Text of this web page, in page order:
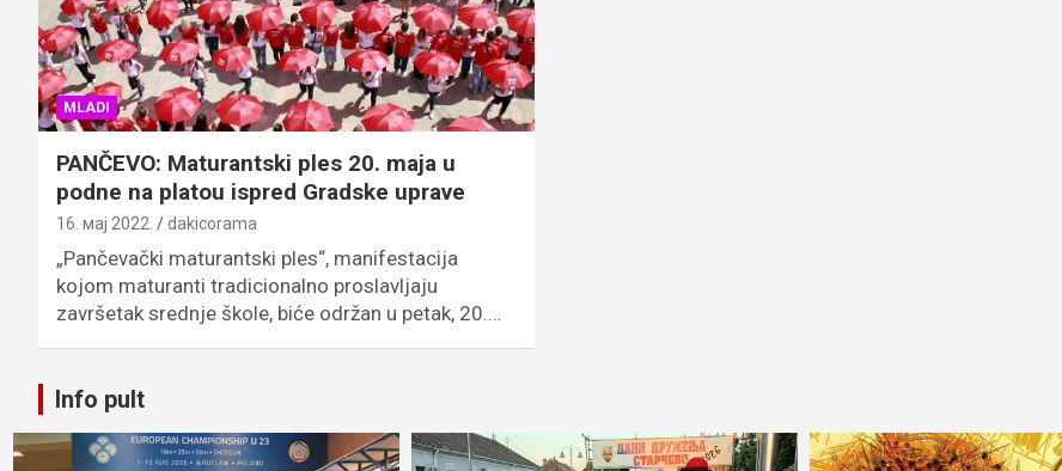
MLADI
PANČEVO: Maturantski ples 20. maja u
podne na platou ispred Gradske uprave
16. мај 2022. dakicorama
„Pančevački maturantski ples“, manifestacija
kojom maturanti tradicionalno proslavljaju
završetak srednje škole, biće održan u petak, 20.…
Info pult